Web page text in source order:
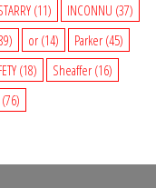
(11) INCONNU (37)
or (14) Parker (45)
(18) Sheaffer (16)
(76)